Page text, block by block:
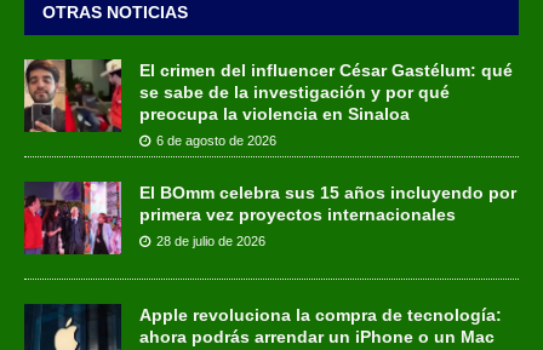
OTRAS NOTICIAS
El crimen del influencer César Gastélum: qué
se sabe de la investigación y por qué
preocupa la violencia en Sinaloa
6 de agosto de 2026
El BOmm celebra sus 15 años incluyendo por
primera vez proyectos internacionales
28 de julio de 2026
Apple revoluciona la compra de tecnología:
ahora podrás arrendar un iPhone o un Mac